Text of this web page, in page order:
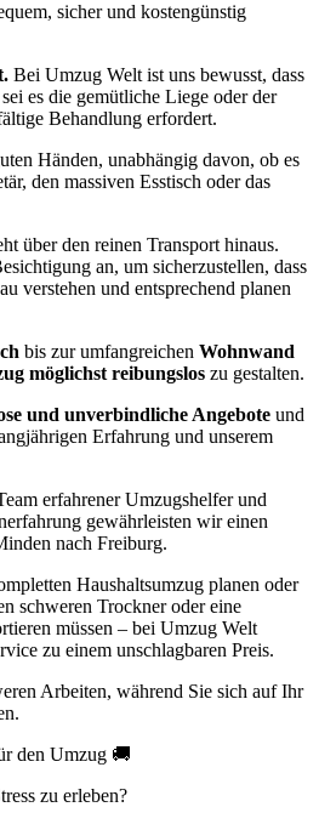
sicher und kostengünstig
Bei Umzug Welt ist uns bewusst, dass
es die gemütliche Liege oder der
Behandlung erfordert.
Händen, unabhängig davon, ob es
den massiven Esstisch oder das
über den reinen Transport hinaus.
an, um sicherzustellen, dass
verstehen und entsprechend planen
bis zur umfangreichen Wohnwand
möglichst reibungslos zu gestalten.
und unverbindliche Angebote und
Erfahrung und unserem
erfahrener Umzugshelfer und
gewährleisten wir einen
nach Freiburg.
Haushaltsumzug planen oder
schweren Trockner oder eine
müssen – bei Umzug Welt
zu einem unschlagbaren Preis.
Arbeiten, während Sie sich auf Ihr
den Umzug 🚚
zu erleben?